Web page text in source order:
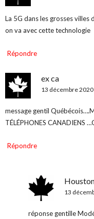
La 5G dans les grosses villes
on va avec cette technologie
Répondre
ex ca
13 décembre
message gentil
TÉLÉPHONES CANADIENS
Répondre
13
réponse gentille